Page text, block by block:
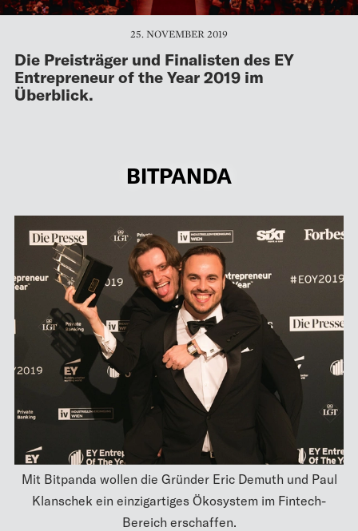
25. NOVEMBER 2019
Die Preisträger und Finalisten des EY
Entrepreneur of the Year 2019 im
Überblick.
BITPANDA
Mit Bitpanda wollen die Gründer Eric Demuth und Paul
Klanschek ein einzigartiges Ökosystem im Fintech-
Bereich erschaffen.